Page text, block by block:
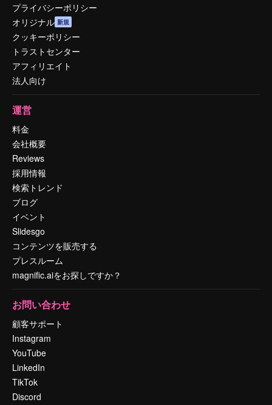
プライバシーポリシー
オリジナル 新規
クッキーポリシー
トラストセンター
アフィリエイト
法人向け
運営
料金
会社概要
Reviews
採用情報
検索トレンド
ブログ
イベント
Slidesgo
コンテンツを販売する
プレスルーム
magnific.aiをお探しですか？
お問い合わせ
顧客サポート
Instagram
YouTube
LinkedIn
TikTok
Discord